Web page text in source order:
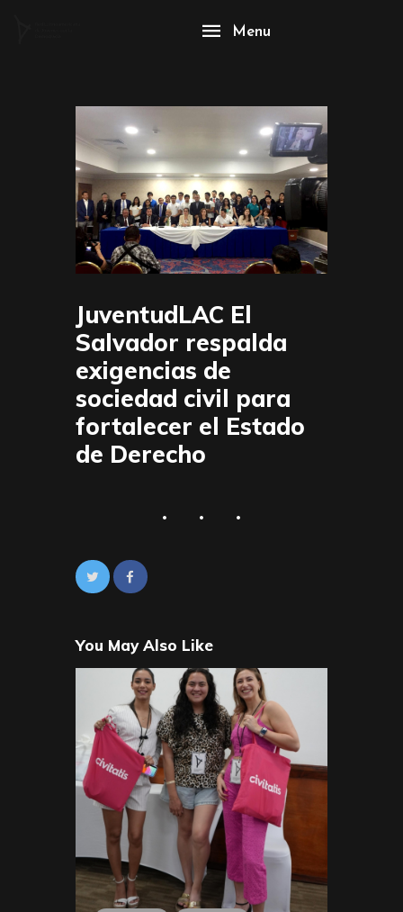
Menu
JuventudLAC El
Salvador respalda
exigencias de
sociedad civil para
fortalecer el Estado
de Derecho
You May Also Like